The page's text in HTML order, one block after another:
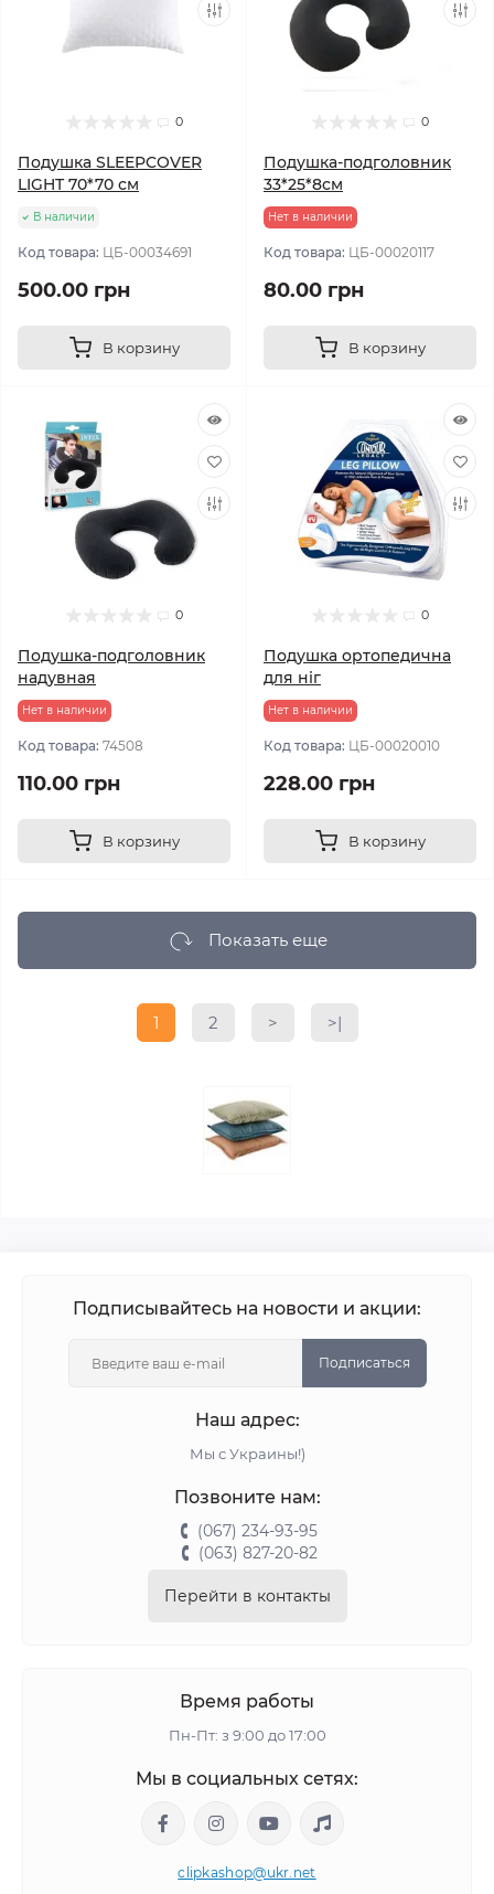
0
Подушка SLEEPCOVER
LIGHT 70*70 см
В наличии
Код товара: ЦБ-00034691
500.00 грн
В корзину
0
Подушка-подголовник
33*25*8см
Нет в наличии
Код товара: ЦБ-00020117
80.00 грн
В корзину
0
Подушка-подголовник
надувная
Нет в наличии
Код товара: 74508
110.00 грн
В корзину
0
Подушка ортопедична
для ніг
Нет в наличии
Код товара: ЦБ-00020010
228.00 грн
В корзину
Показать еще
1 2 > >|
Подписывайтесь на новости и акции:
Подписаться
Наш адрес:
Мы с Украины!)
Позвоните нам:
(067) 234-93-95
(063) 827-20-82
Перейти в контакты
Время работы
Пн-Пт: з 9:00 до 17:00
Мы в социальных сетях:
clipkashop@ukr.net